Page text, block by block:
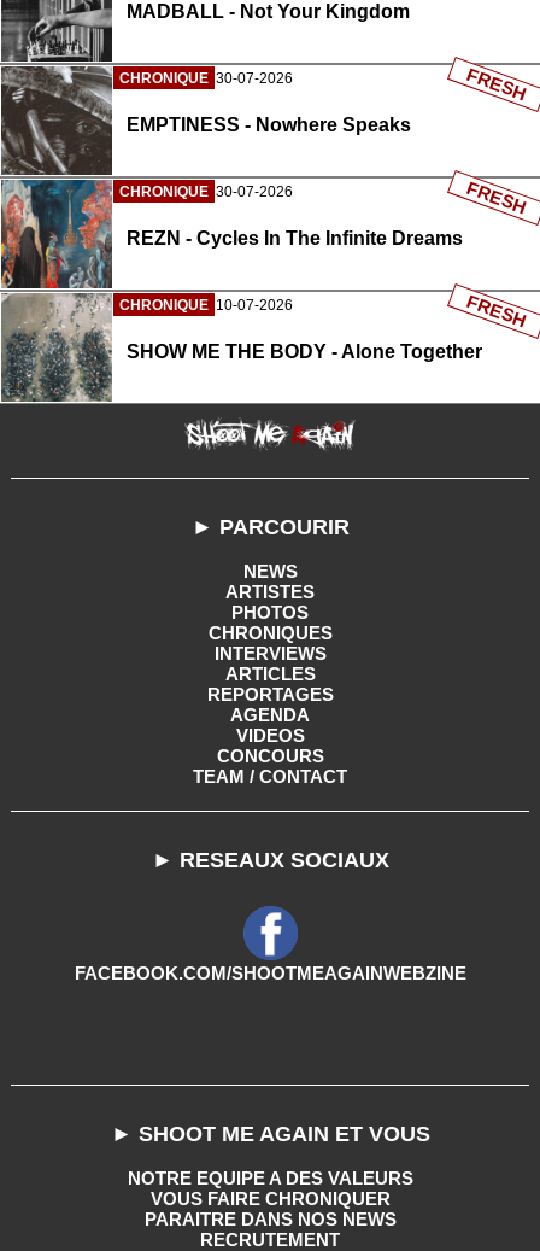
MADBALL - Not Your Kingdom
CHRONIQUE 30-07-2026
EMPTINESS - Nowhere Speaks
FRESH
CHRONIQUE 30-07-2026
REZN - Cycles In The Infinite Dreams
FRESH
CHRONIQUE 10-07-2026
SHOW ME THE BODY - Alone Together
FRESH
► PARCOURIR
NEWS
ARTISTES
PHOTOS
CHRONIQUES
INTERVIEWS
ARTICLES
REPORTAGES
AGENDA
VIDEOS
CONCOURS
TEAM / CONTACT
► RESEAUX SOCIAUX
FACEBOOK.COM/SHOOTMEAGAINWEBZINE
► SHOOT ME AGAIN ET VOUS
NOTRE EQUIPE A DES VALEURS
VOUS FAIRE CHRONIQUER
PARAITRE DANS NOS NEWS
RECRUTEMENT